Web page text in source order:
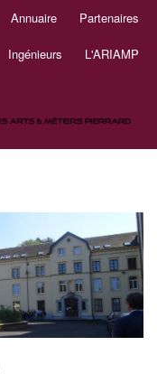
Annuaire Partenaires
Ingénieurs L'ARIAMP